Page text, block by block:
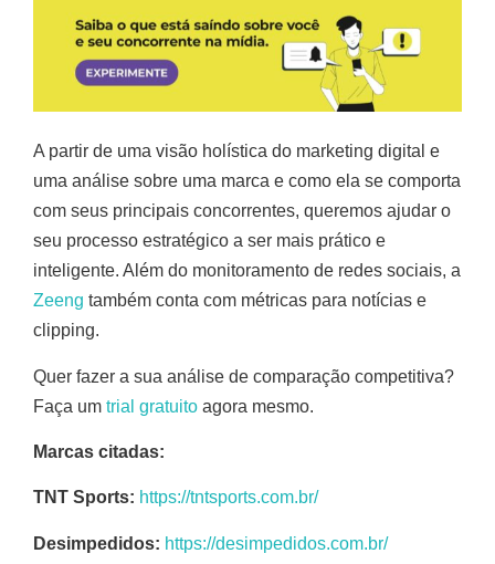
A partir de uma visão holística do marketing digital e
uma análise sobre uma marca e como ela se comporta
com seus principais concorrentes, queremos ajudar o
seu processo estratégico a ser mais prático e
inteligente. Além do monitoramento de redes sociais, a
Zeeng também conta com métricas para notícias e
clipping.
Quer fazer a sua análise de comparação competitiva?
Faça um trial gratuito agora mesmo.
Marcas citadas:
TNT Sports: https://tntsports.com.br/
Desimpedidos: https://desimpedidos.com.br/